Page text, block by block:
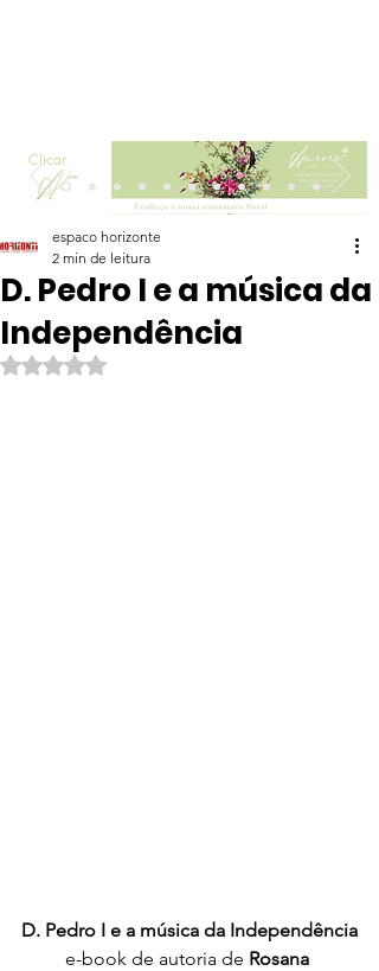
Clicar
D. Pedro I e a música da
Independência
espaco horizonte
2 min de leitura
Avaliado com NaN de 5 estrelas.
D. Pedro I e a música da Independência
e-book de autoria de Rosana